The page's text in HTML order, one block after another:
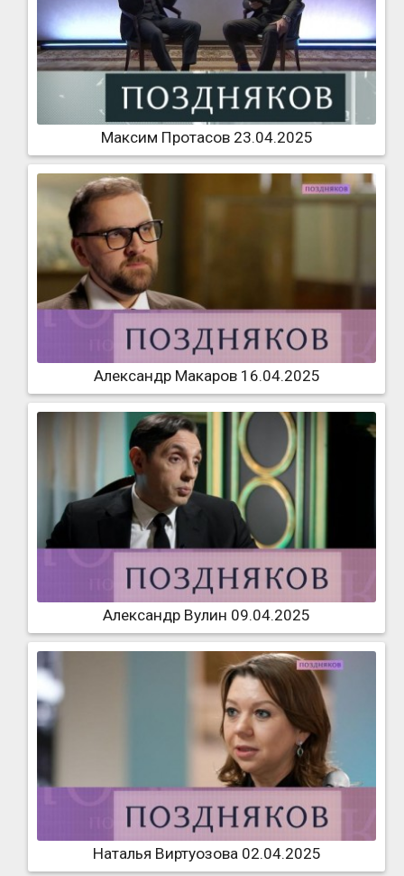
Максим Протасов 23.04.2025
Александр Макаров 16.04.2025
Александр Вулин 09.04.2025
Наталья Виртуозова 02.04.2025